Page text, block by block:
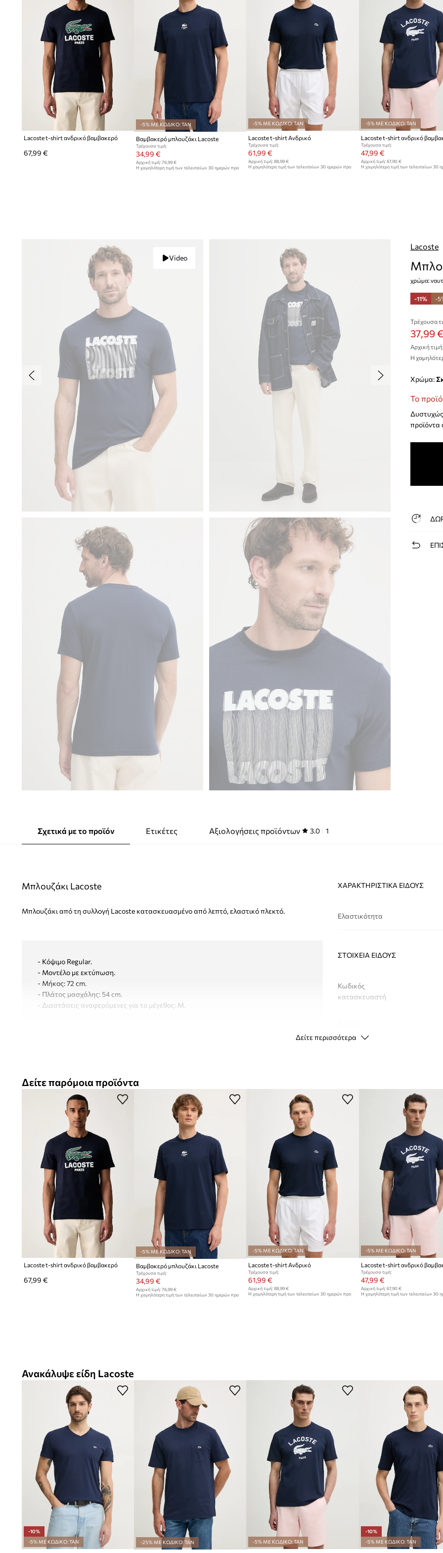
Lacoste t-shirt ανδρικό βαμβακερό
67,99 €
-5% ΜΕ ΚΩΔΙΚΟ: TAN
Βαμβακερό μπλουζάκι Lacoste
Τρέχουσα τιμή:
34,99 €
Αρχική τιμή:76,99 €
Η χαμηλότερη τιμή των τελευταίων 30 ημερών προ
-5% ΜΕ ΚΩΔΙΚΟ: TAN
Lacoste t-shirt Ανδρικό
Τρέχουσα τιμή:
61,99 €
Αρχική τιμή: 88,99 €
Η χαμηλότερη τιμή των τελευταίων 30 ημερών προ
-5% ΜΕ ΚΩΔΙΚΟ: TAN
Lacoste t-shirt ανδρικό
Τρέχουσα τιμή:
47,99 €
Αρχική τιμή: 67,90 €
Η χαμηλότερη τιμή των τελευταίων 30
Video
Lacoste
χρώμα:
-11% -
Τρέχουσα
37,99 €
Αρχική τιμή:
Η
Χρώμα:
Το
Σχετικά με το προϊόν Ετικέτες Αξιολογήσεις προϊόντων 3.0 1
Μπλουζάκι Lacoste
Μπλουζάκι από τη συλλογή Lacoste κατασκευασμένο από λεπτό, ελαστικό πλεκτό.
- Κόψιμο Regular.
- Μοντέλο με εκτύπωση.
- Μήκος: 72 cm.
- Πλάτος μασχάλης: 54 cm.
- Διαστάσεις αναφερόμενες για το μέγεθος: M.
ΧΑΡΑΚΤΗΡΙΣΤΙΚΆ ΕΊΔΟΥΣ
Ελαστικότητα
ΣΤΟΙΧΕΊΑ ΕΊΔΟΥΣ
Κωδικός
κατασκευαστή
ID προϊόντος
Δείτε περισσότερα
Δείτε παρόμοια προϊόντα
Lacoste t-shirt ανδρικό βαμβακερό
67,99 €
-5% ΜΕ ΚΩΔΙΚΟ: TAN
Βαμβακερό μπλουζάκι Lacoste
Τρέχουσα τιμή:
34,99 €
Αρχική τιμή:76,99 €
Η χαμηλότερη τιμή των τελευταίων 30 ημερών προ
-5% ΜΕ ΚΩΔΙΚΟ: TAN
Lacoste t-shirt Ανδρικό
Τρέχουσα τιμή:
61,99 €
Αρχική τιμή: 88,99 €
Η χαμηλότερη τιμή των τελευταίων 30 ημερών προ
-5% ΜΕ ΚΩΔΙΚΟ: TAN
Lacoste t-shirt ανδρικό
Τρέχουσα τιμή:
47,99 €
Αρχική τιμή: 67,90 €
Η χαμηλότερη τιμή των τελευταίων 30
Ανακάλυψε είδη Lacoste
-10%
-5% ΜΕ ΚΩΔΙΚΟ: TAN
-25% ΜΕ ΚΩΔΙΚΟ: TAN -5% ΜΕ ΚΩΔΙΚΟ: TAN
-10%
-5% ΜΕ ΚΩΔΙΚΟ: TAN